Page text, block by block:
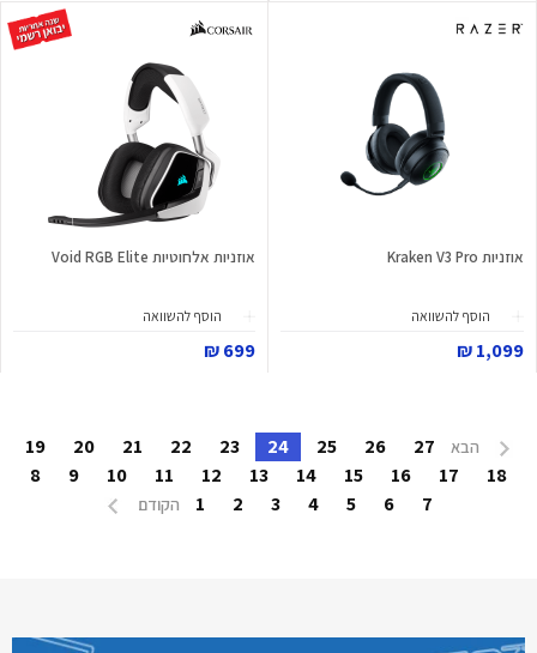
אוזניות Kraken V3 Pro
הוסף להשוואה
1,099 ₪
אוזניות אלחוטיות Void RGB Elite
הוסף להשוואה
699 ₪
הבא 27
26
25
24
23
22
21
20
19
18
17
16
15
14
13
12
11
10
9
8
7
6
5
4
3
2
1 הקודם